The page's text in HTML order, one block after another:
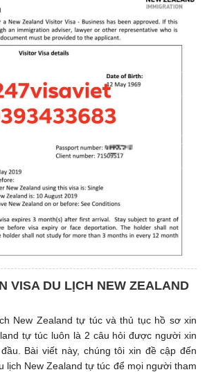
VISA DU LỊCH NEW ZEALAND
New Zealand tự túc và thủ tục hồ sơ xin
tự túc luôn là 2 câu hỏi được người xin
Bài viết này, chúng tôi xin đề cập đến
lịch New Zealand tự túc để mọi người tham